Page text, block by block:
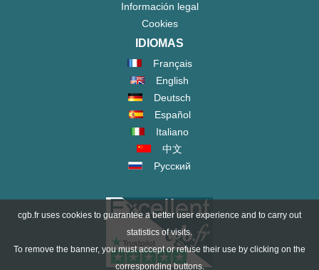
Información legal
Cookies
IDIOMAS
Français
English
Deutsch
Español
Italiano
中文
Русский
cgb.fr uses cookies to guarantee a better user experience and to carry out
statistics of visits.
To remove the banner, you must accept or refuse their use by clicking on the
corresponding buttons.